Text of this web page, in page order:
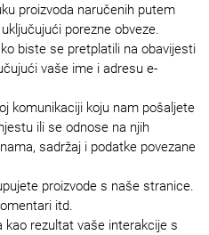
proizvoda naručenih putem
porezne obveze.
biste se pretplatili na obavijesti
vaše ime i adresu e-
komunikaciji koju nam pošaljete
ili se odnose na njih
sadržaj i podatke povezane
proizvode s naše stranice.
itd.
kao rezultat vaše interakcije s